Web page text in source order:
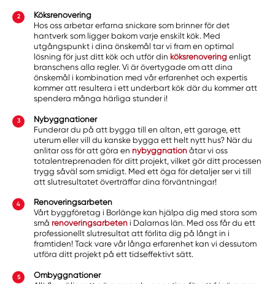
Köksrenovering
Hos oss arbetar erfarna snickare som brinner för det
hantverk som ligger bakom varje enskilt kök. Med
utgångspunkt i dina önskemål tar vi fram en optimal
lösning för just ditt kök och utför din köksrenovering enligt
branschens alla regler. Vi är övertygade om att dina
önskemål i kombination med vår erfarenhet och expertis
kommer att resultera i ett underbart kök där du kommer att
spendera många härliga stunder i!
Nybyggnationer
Funderar du på att bygga till en altan, ett garage, ett
uterum eller vill du kanske bygga ett helt nytt hus? När du
anlitar oss för att göra en nybyggnation åtar vi oss
totalentreprenaden för ditt projekt, vilket gör ditt processen
trygg såväl som smidigt. Med ett öga för detaljer ser vi till
att slutresultatet överträffar dina förväntningar!
Renoveringsarbeten
Vårt byggföretag i Borlänge kan hjälpa dig med stora som
små renoveringsarbeten i Dalarnas län. Med oss får du ett
professionellt slutresultat att förlita dig på långt in i
framtiden! Tack vare vår långa erfarenhet kan vi dessutom
utföra ditt projekt på ett tidseffektivt sätt.
Ombyggnationer